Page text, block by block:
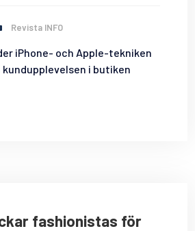
Revista INFO
iPhone- och Apple-tekniken
i butiken
fashionistas för